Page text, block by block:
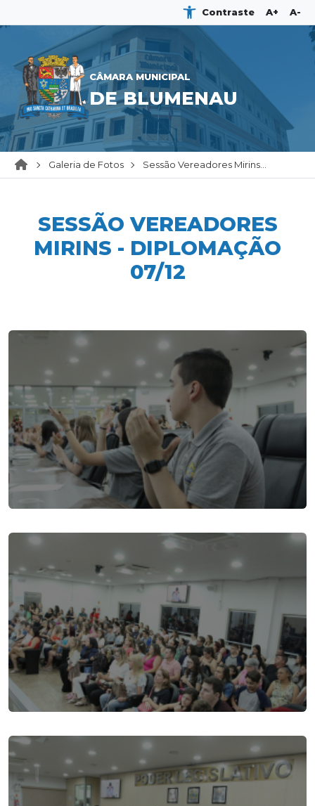
Contraste A+ A-
CÂMARA MUNICIPAL
DE BLUMENAU
Galeria de Fotos Sessão Vereadores Mirins...
SESSÃO VEREADORES
MIRINS - DIPLOMAÇÃO
07/12